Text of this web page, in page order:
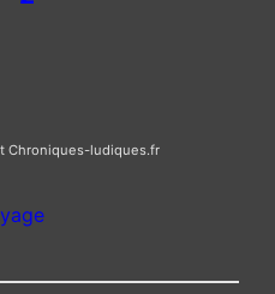
Chroniques-ludiques.fr